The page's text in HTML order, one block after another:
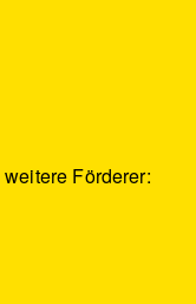
weitere Förderer: